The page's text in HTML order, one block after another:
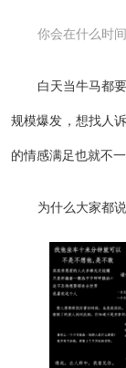
你会在什么时
白天当牛马都
规模爆发，想找人
的情感满足也就不一
为什么大家都